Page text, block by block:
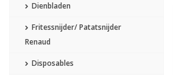
Dienbladen
Fritessnijder/ Patatsnijder
Renaud
Disposables